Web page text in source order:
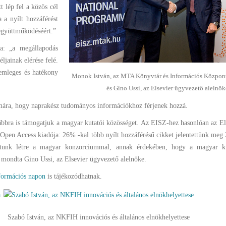
lép fel a közös cél
a nyílt hozzáférést
„a megállapodás
elérése felé.
és hatékony
Monok István, az MTA Könyvtár és Információs
és Gino Ussi, az Elsevier ügyvezető
hogy naprakész tudományos információkhoz férjenek hozzá.
is támogatjuk a magyar kutatói közösséget. Az EISZ-hez hasonlóan az
Access kiadója: 26% -kal több nyílt hozzáférésű cikket jelentettünk meg
létre a magyar konzorciummal, annak érdekében, hogy a magyar
Gino Ussi, az Elsevier ügyvezető alelnöke.
napon is tájékozódhatnak.
Szabó István, az NKFIH innovációs és általános elnökhelyettese